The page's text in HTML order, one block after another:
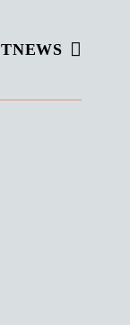
NEWS